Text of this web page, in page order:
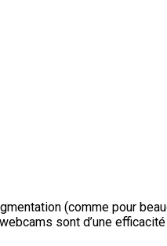
(comme pour
sont d’une